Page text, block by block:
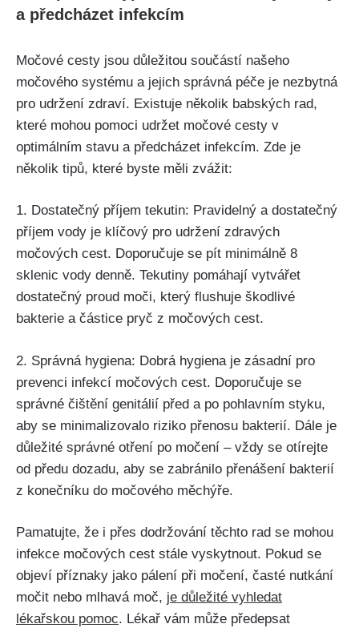
a předcházet ⁤infekcím
Močové ​cesty jsou důležitou‍ součástí našeho
močového systému ⁢a jejich správná péče je nezbytná
pro udržení ​zdraví. Existuje několik babských‍ rad,
které mohou pomoci udržet močové cesty v
optimálním⁢ stavu⁣ a předcházet ‌infekcím. ⁣Zde ‌je
několik tipů, které byste měli zvážit:
1. Dostatečný⁤ příjem tekutin: Pravidelný a dostatečný
příjem vody je klíčový pro udržení zdravých
močových​ cest. Doporučuje se pít minimálně 8​
sklenic vody ‍denně.⁤ Tekutiny pomáhají vytvářet
dostatečný proud moči, který flushuje ⁢škodlivé
bakterie a ‍částice⁢ pryč⁣ z močových‍ cest.
2. Správná hygiena: Dobrá hygiena je ⁢zásadní⁣ pro
⁤prevenci ⁢infekcí ⁢močových ‌cest. Doporučuje⁤ se
správné⁣ čištění genitálií ⁢před a po ‌pohlavním styku,
aby se minimalizovalo​ riziko přenosu bakterií.‍ Dále je
důležité správné otření po močení – vždy se otírejte
⁢od předu dozadu, aby‍ se zabránilo přenášení ​bakterií
z konečníku ⁢do ‌močového ⁢měchýře.
Pamatujte, ​že i přes dodržování těchto rad se mohou
infekce ⁤močových‍ cest stále vyskytnout.⁣ Pokud⁤ se
objeví příznaky jako pálení při močení,‌ časté nutkání
močit nebo mlhavá moč, je⁤ důležité vyhledat
lékařskou pomoc. ​Lékař ⁢vám může předepsat